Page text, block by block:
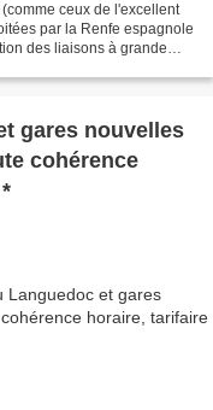
ceux de l'excellent
par la Renfe espagnole
des liaisons à grande
gares nouvelles
cohérence